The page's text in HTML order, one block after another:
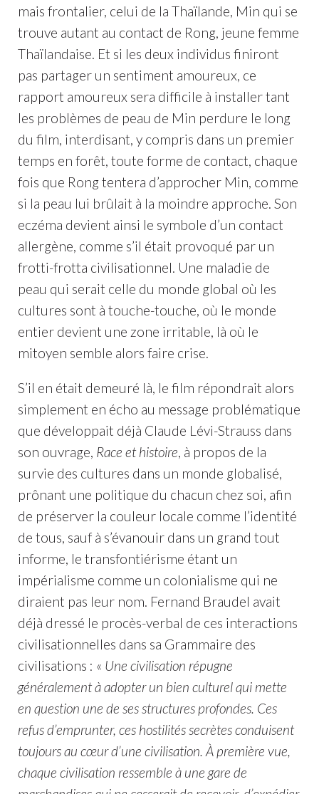
mais frontalier, celui de la Thaïlande, Min qui se
trouve autant au contact de Rong, jeune femme
Thaïlandaise. Et si les deux individus finiront
pas partager un sentiment amoureux, ce
rapport amoureux sera difficile à installer tant
les problèmes de peau de Min perdure le long
du film, interdisant, y compris dans un premier
temps en forêt, toute forme de contact, chaque
fois que Rong tentera d’approcher Min, comme
si la peau lui brûlait à la moindre approche. Son
eczéma devient ainsi le symbole d’un contact
allergène, comme s’il était provoqué par un
frotti-frotta civilisationnel. Une maladie de
peau qui serait celle du monde global où les
cultures sont à touche-touche, où le monde
entier devient une zone irritable, là où le
mitoyen semble alors faire crise.
S’il en était demeuré là, le film répondrait alors
simplement en écho au message problématique
que développait déjà Claude Lévi-Strauss dans
son ouvrage, Race et histoire, à propos de la
survie des cultures dans un monde globalisé,
prônant une politique du chacun chez soi, afin
de préserver la couleur locale comme l’identité
de tous, sauf à s’évanouir dans un grand tout
informe, le transfontiérisme étant un
impérialisme comme un colonialisme qui ne
diraient pas leur nom. Fernand Braudel avait
déjà dressé le procès-verbal de ces interactions
civilisationnelles dans sa Grammaire des
civilisations : « Une civilisation répugne
généralement à adopter un bien culturel qui mette
en question une de ses structures profondes. Ces
refus d’emprunter, ces hostilités secrètes conduisent
toujours au cœur d’une civilisation. À première vue,
chaque civilisation ressemble à une gare de